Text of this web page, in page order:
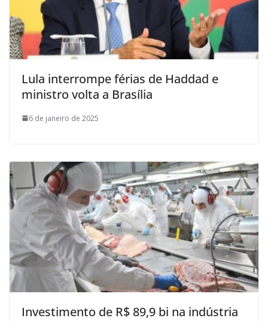
Lula interrompe férias de Haddad e
ministro volta a Brasília
6 de janeiro de 2025
Investimento de R$ 89,9 bi na indústria